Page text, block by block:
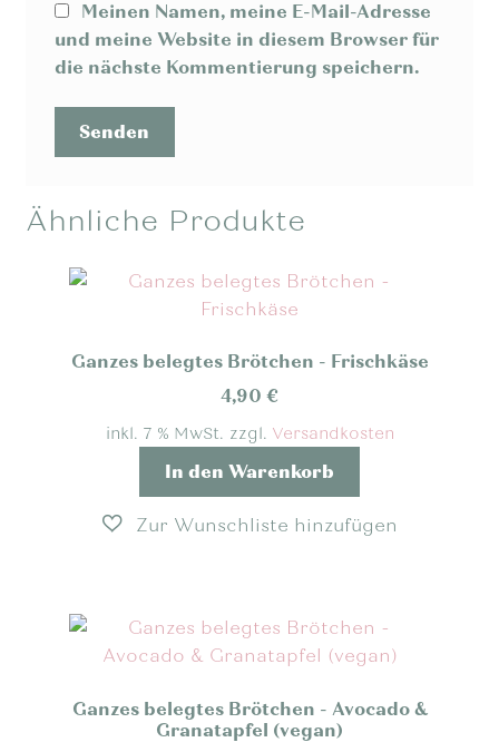
Meinen Namen, meine E-Mail-Adresse
und meine Website in diesem Browser für
die nächste Kommentierung speichern.
Ähnliche Produkte
Ganzes belegtes Brötchen - Frischkäse
4,90 €
inkl. 7 % MwSt. zzgl. Versandkosten
In den Warenkorb
Ganzes belegtes Brötchen - Avocado &
Granatapfel (vegan)